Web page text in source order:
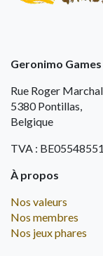
Geronimo Games
Rue Roger Marchal
5380 Pontillas,
Belgique
TVA :
À propos
Nos valeurs
Nos membres
Nos jeux phares